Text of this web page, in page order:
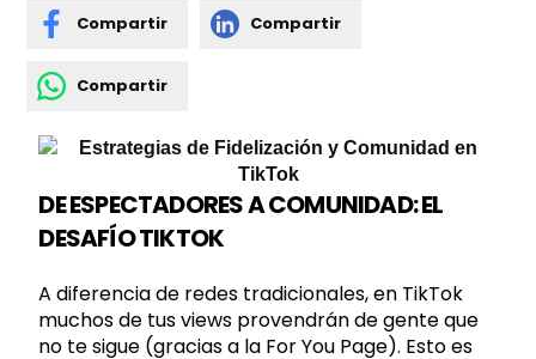
Compartir Compartir
Compartir
DE ESPECTADORES A COMUNIDAD: EL
DESAFÍO TIKTOK
A diferencia de redes tradicionales, en TikTok
muchos de tus views provendrán de gente que
no te sigue (gracias a la For You Page). Esto es